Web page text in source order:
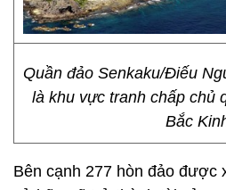
Quần đảo Senkaku/Điếu
là khu vực tranh chấp chủ
Bắc
Bên cạnh 277 hòn đảo được